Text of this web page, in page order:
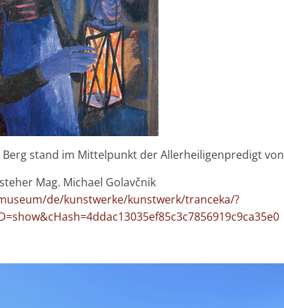
stand im Mittelpunkt der Allerheiligenpredigt von
Mag. Michael Golavčnik
de/kunstwerke/kunstwerk/tranceka/?